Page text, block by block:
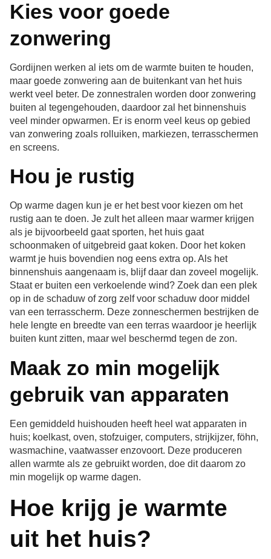
Kies voor goede
zonwering
Gordijnen werken al iets om de warmte buiten te houden,
maar goede zonwering aan de buitenkant van het huis
werkt veel beter. De zonnestralen worden door zonwering
buiten al tegengehouden, daardoor zal het binnenshuis
veel minder opwarmen. Er is enorm veel keus op gebied
van zonwering zoals rolluiken, markiezen, terrasschermen
en screens.
Hou je rustig
Op warme dagen kun je er het best voor kiezen om het
rustig aan te doen. Je zult het alleen maar warmer krijgen
als je bijvoorbeeld gaat sporten, het huis gaat
schoonmaken of uitgebreid gaat koken. Door het koken
warmt je huis bovendien nog eens extra op. Als het
binnenshuis aangenaam is, blijf daar dan zoveel mogelijk.
Staat er buiten een verkoelende wind? Zoek dan een plek
op in de schaduw of zorg zelf voor schaduw door middel
van een terrasscherm. Deze zonneschermen bestrijken de
hele lengte en breedte van een terras waardoor je heerlijk
buiten kunt zitten, maar wel beschermd tegen de zon.
Maak zo min mogelijk
gebruik van apparaten
Een gemiddeld huishouden heeft heel wat apparaten in
huis; koelkast, oven, stofzuiger, computers, strijkijzer, föhn,
wasmachine, vaatwasser enzovoort. Deze produceren
allen warmte als ze gebruikt worden, doe dit daarom zo
min mogelijk op warme dagen.
Hoe krijg je warmte
uit het huis?